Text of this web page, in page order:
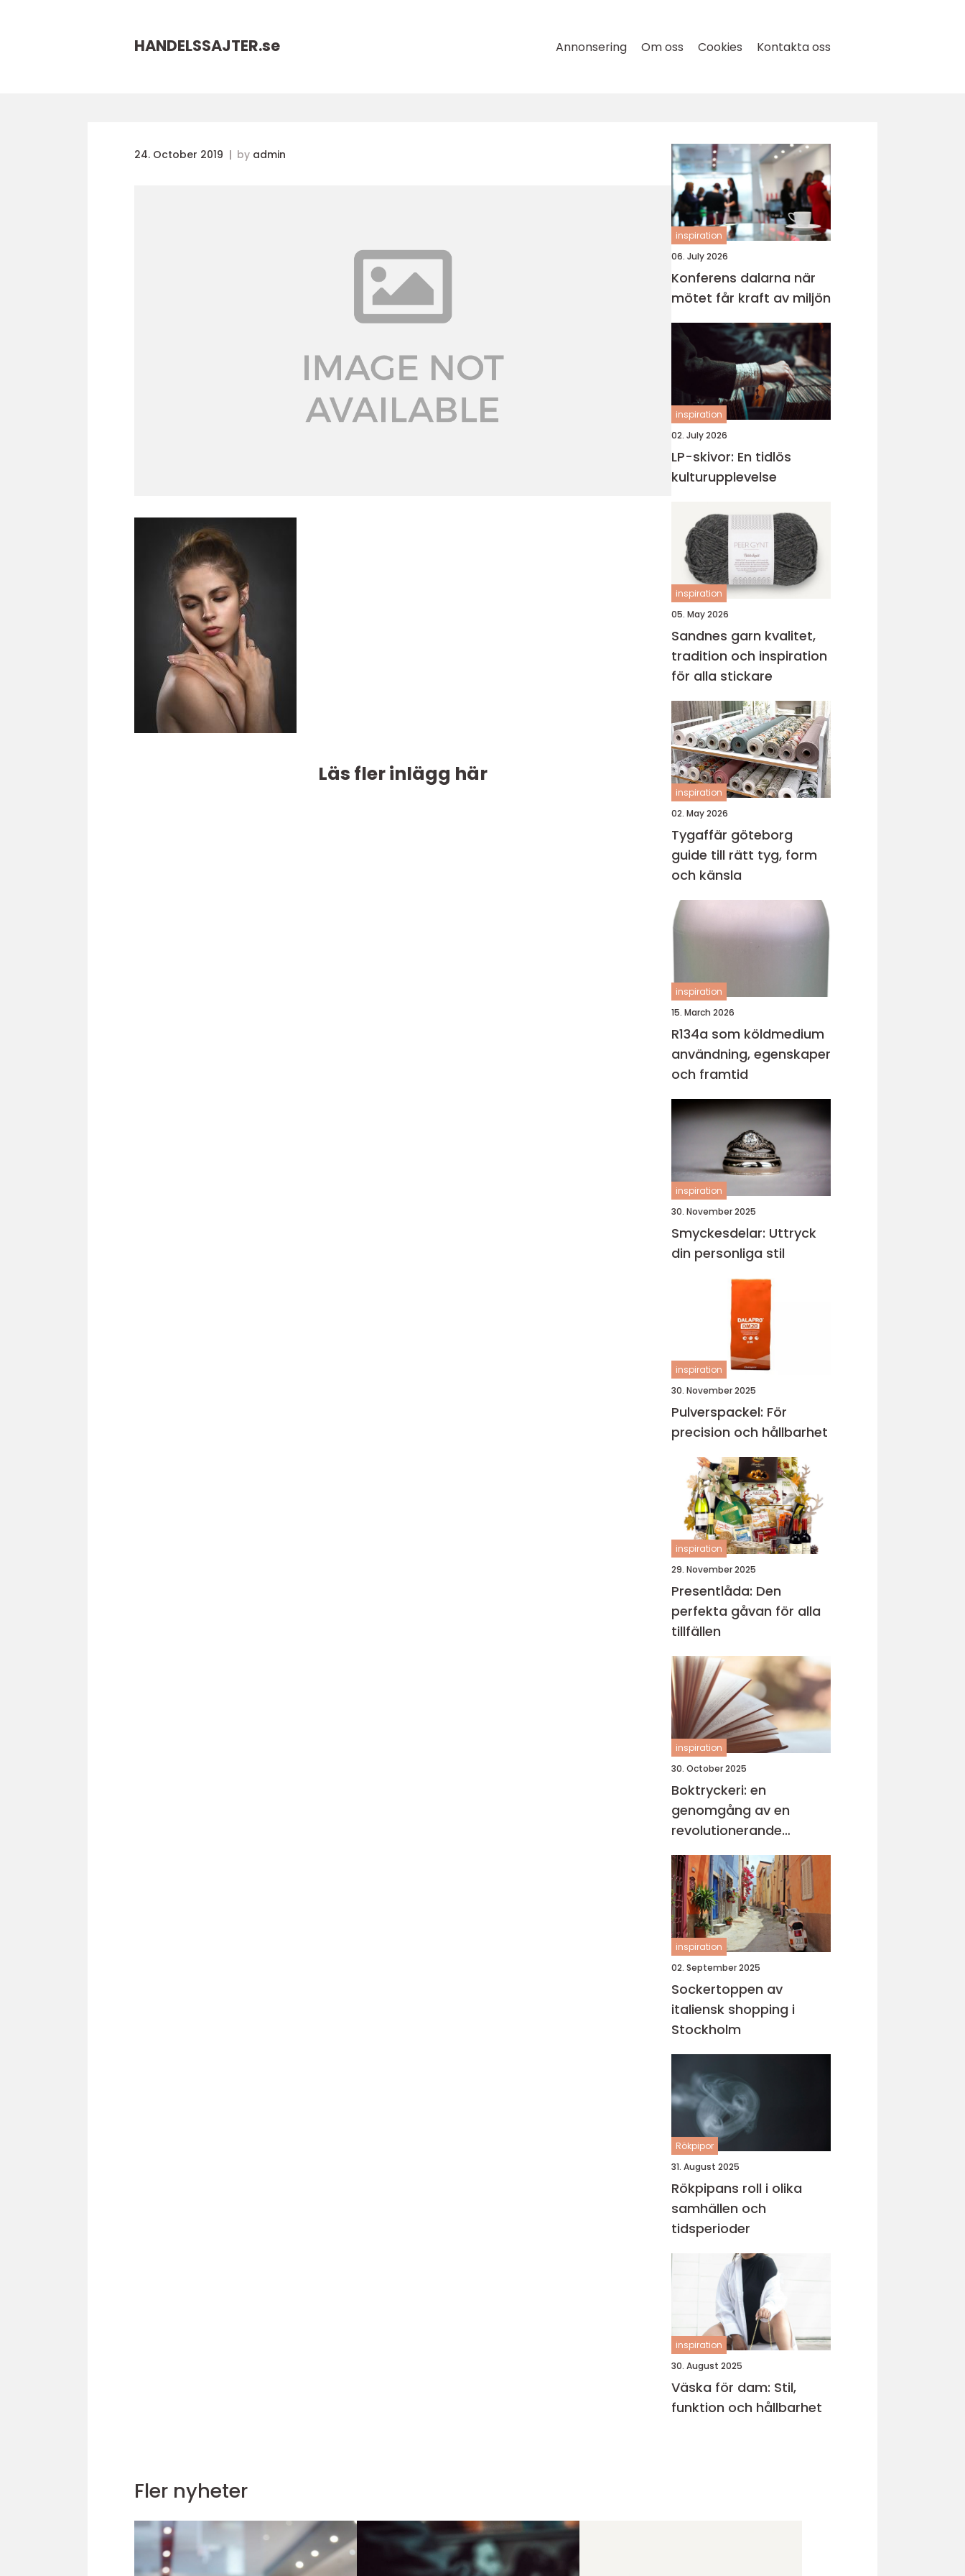
HANDELSSAJTER.se Annonsering Om oss Cookies Kontakta oss
24. October 2019 by admin
Läs fler inlägg här
inspiration
06. July 2026
Konferens dalarna när
mötet får kraft av miljön
inspiration
02. July 2026
LP-skivor: En tidlös
kulturupplevelse
inspiration
05. May 2026
Sandnes garn kvalitet,
tradition och inspiration
för alla stickare
inspiration
02. May 2026
Tygaffär göteborg
guide till rätt tyg, form
och känsla
inspiration
15. March 2026
R134a som köldmedium
användning, egenskaper
och framtid
inspiration
30. November 2025
Smyckesdelar: Uttryck
din personliga stil
inspiration
30. November 2025
Pulverspackel: För
precision och hållbarhet
inspiration
29. November 2025
Presentlåda: Den
perfekta gåvan för alla
tillfällen
inspiration
30. October 2025
Boktryckeri: en
genomgång av en
revolutionerande
teknologi
inspiration
02. September 2025
Sockertoppen av
italiensk shopping i
Stockholm
Rökpipor
31. August 2025
Rökpipans roll i olika
samhällen och
tidsperioder
inspiration
30. August 2025
Väska för dam: Stil,
funktion och hållbarhet
Fler nyheter